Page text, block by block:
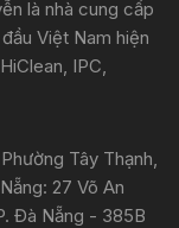
là nhà cung cấp
Việt Nam hiện
IPC,
Tây Thạnh,
27 Võ An
Đà Nẵng - 385B